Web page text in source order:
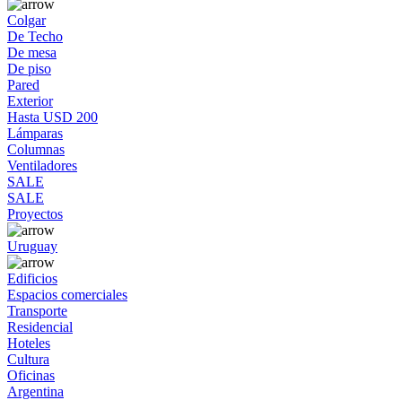
Colgar
De Techo
De mesa
De piso
Pared
Exterior
Hasta USD 200
Lámparas
Columnas
Ventiladores
SALE
SALE
Proyectos
Uruguay
Edificios
Espacios comerciales
Transporte
Residencial
Hoteles
Cultura
Oficinas
Argentina